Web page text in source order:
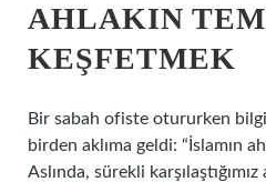
AHLAKIN
KEŞFETMEK
Bir sabah ofiste otururken
birden aklıma geldi: “İslamın
Aslında, sürekli